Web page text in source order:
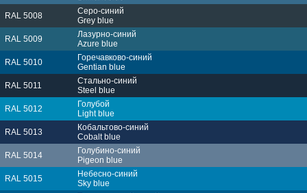
RAL 5008
Серо-синий
Grey blue
RAL 5009
Лазурно-синий
Azure blue
RAL 5010
Горечавково-синий
Gentian blue
RAL 5011
Стально-синий
Steel blue
RAL 5012
Голубой
Light blue
RAL 5013
Кобальтово-синий
Cobalt blue
RAL 5014
Голубино-синий
Pigeon blue
RAL 5015
Небесно-синий
Sky blue